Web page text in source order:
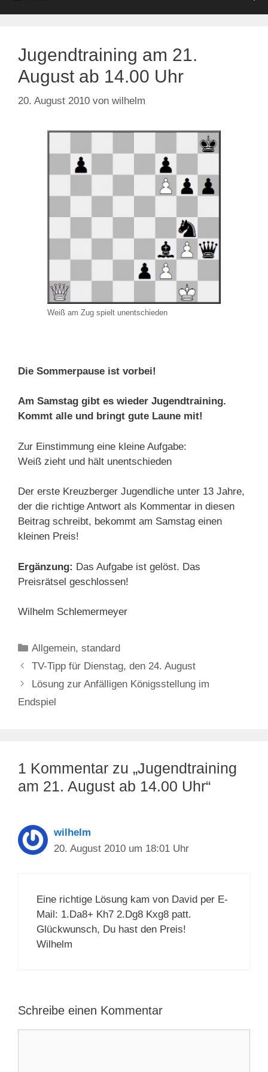
Jugendtraining am 21.
August ab 14.00 Uhr
20. August 2010 von wilhelm
Weiß am Zug spielt unentschieden
Die Sommerpause ist vorbei!
Am Samstag gibt es wieder Jugendtraining.
Kommt alle und bringt gute Laune mit!
Zur Einstimmung eine kleine Aufgabe:
Weiß zieht und hält unentschieden
Der erste Kreuzberger Jugendliche unter 13 Jahre,
der die richtige Antwort als Kommentar in diesen
Beitrag schreibt, bekommt am Samstag einen
kleinen Preis!
Ergänzung: Das Aufgabe ist gelöst. Das
Preisrätsel geschlossen!
Wilhelm Schlemermeyer
Kategorien
Allgemein,standard
TV-Tipp für Dienstag, den 24. August
Lösung zur Anfälligen Königsstellung im
Endspiel
1 Kommentar zu „Jugendtraining
am 21. August ab 14.00 Uhr“
wilhelm
20. August 2010 um 18:01 Uhr
Eine richtige Lösung kam von David per E-
Mail: 1.Da8+ Kh7 2.Dg8 Kxg8 patt.
Glückwunsch, Du hast den Preis!
Wilhelm
Schreibe einen Kommentar